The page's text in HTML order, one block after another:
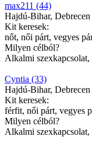
max211 (44)
Hajdú-Bihar, Debrecen
Kit keresek:
nőt, női párt, vegyes
Milyen célból?
Alkalmi szexkapcsolat,
Cyntia (33)
Hajdú-Bihar, Debrecen
Kit keresek:
férfit, női párt, vegyes
Milyen célból?
Alkalmi szexkapcsolat,